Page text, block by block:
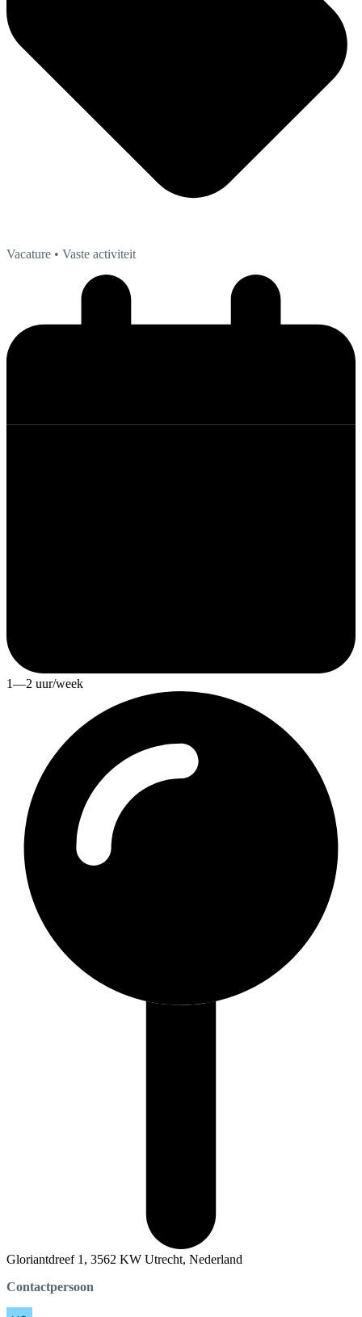
Vacature • Vaste activiteit
1—2 uur/week
Gloriantdreef 1, 3562 KW Utrecht, Nederland
Contactpersoon